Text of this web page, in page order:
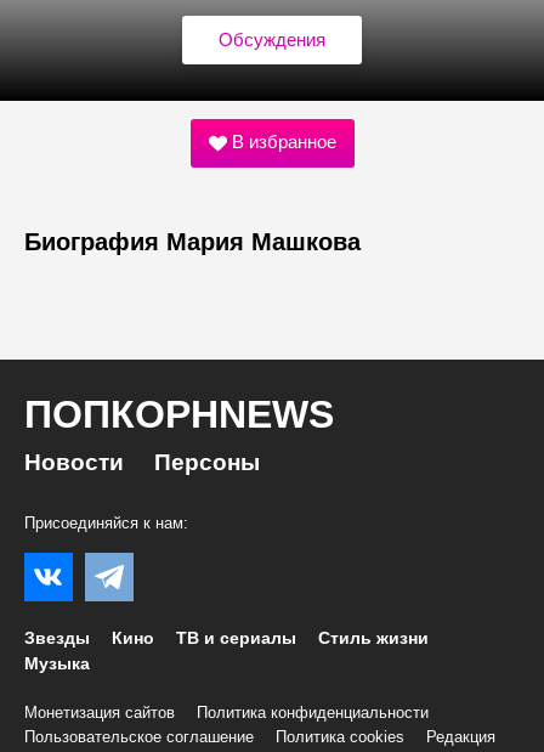
Обсуждения
В избранное
Биография Мария Машкова
ПОПКОРНNEWS
Новости Персоны
Присоединяйся к нам:
Звезды Кино ТВ и сериалы
Стиль жизни
Музыка
Монетизация сайтов
Политика конфиденциальности
Пользовательское соглашение
Политика cookies Редакция